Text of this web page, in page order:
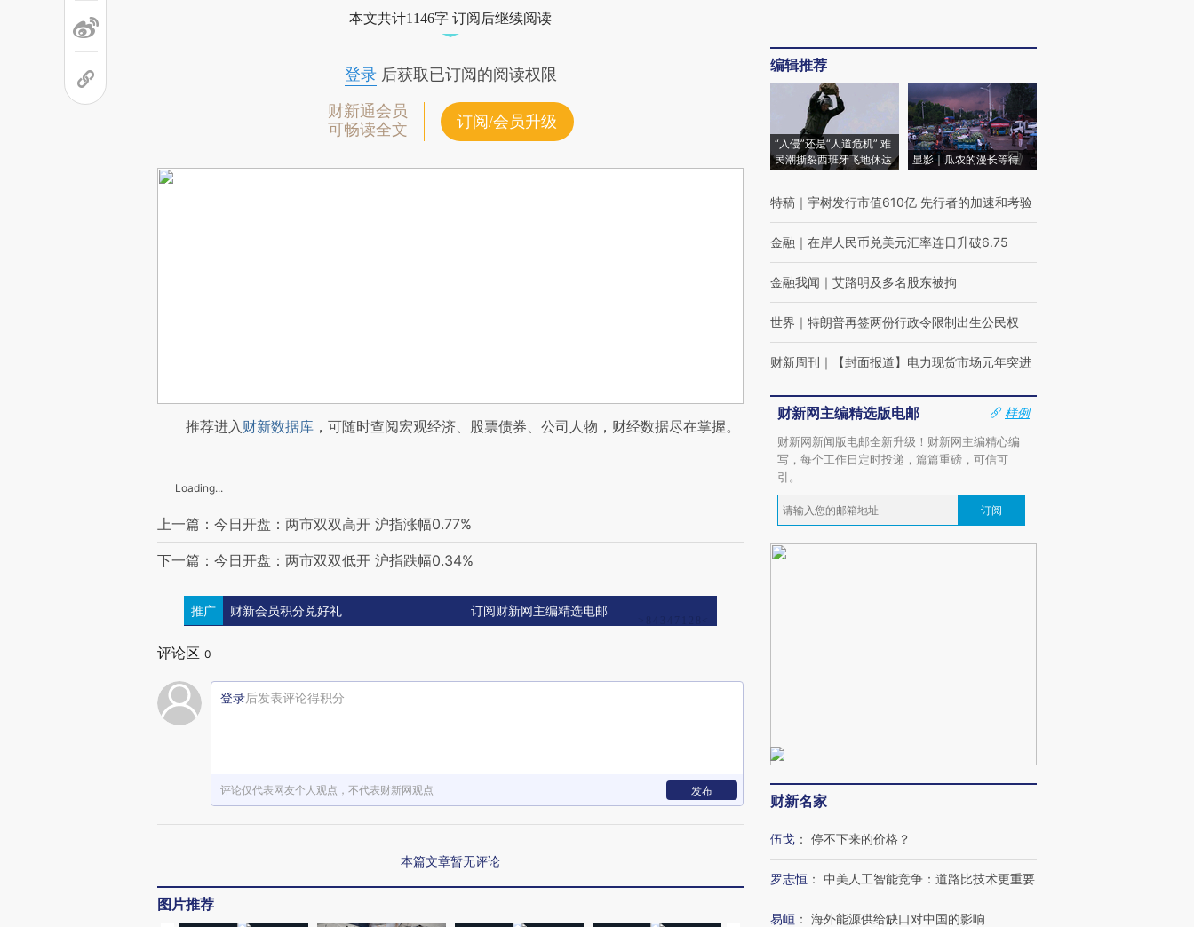
本文共计1146字 订阅后继续阅读
登录后获取已订阅的阅读权限
财新通会员
可畅读全文
订阅/会员升级
推荐进入财新数据库 ，可随时查阅宏观经济、股票债券、公司人物，财经数据尽在掌握。
Loading...
上一篇：今日开盘：两市双双高开 沪指涨幅0.77%
下一篇：今日开盘：两市双双低开 沪指跌幅0.34%
推广 财新会员积分兑好礼 订阅财新网主编精选电邮
评论区 0
登录后发表评论得积分
评论仅代表网友个人观点，不代表财新网观点 发布
本篇文章暂无评论
图片推荐
编辑推荐
“入侵”还是“人道危机” 难
民潮撕裂西班牙飞地休达
显影｜瓜农的漫长等待
特稿 ｜ 宇树发行市值610亿 先行者的加速和考验
金融 ｜ 在岸人民币兑美元汇率连日升破6.75
金融我闻 ｜ 艾路明及多名股东被拘
世界 ｜ 特朗普再签两份行政令限制出生公民权
财新周刊 ｜ 【封面报道】电力现货市场元年突进
财新网主编精选版电邮
样例
财新网新闻版电邮全新升级！财新网主编精心编
写，每个工作日定时投递，篇篇重磅，可信可
引。
订阅
财新名家
伍戈 ： 停不下来的价格？
罗志恒 ： 中美人工智能竞争：道路比技术更重要
易峘 ： 海外能源供给缺口对中国的影响